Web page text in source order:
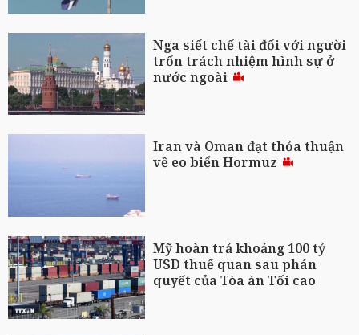
Nga siết chế tài đối với người
trốn trách nhiệm hình sự ở
nước ngoài
Iran và Oman đạt thỏa thuận
về eo biển Hormuz
Mỹ hoàn trả khoảng 100 tỷ
USD thuế quan sau phán
quyết của Tòa án Tối cao